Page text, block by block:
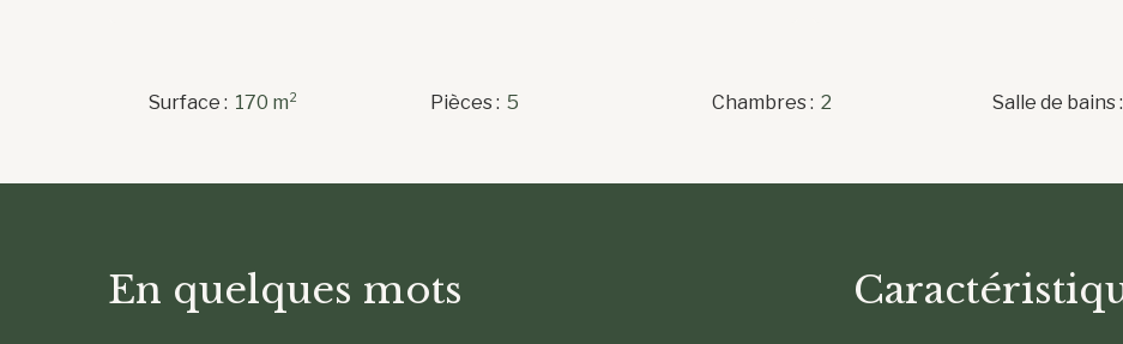
Surface : 170 m² Pièces: 5 Chambres: 2 Salle de bains:
En quelques mots